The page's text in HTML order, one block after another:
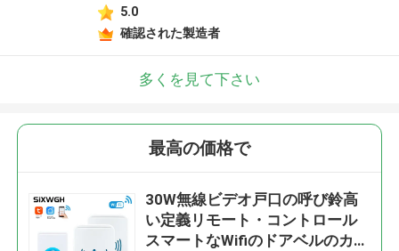
5.0
確認された製造者
多くを見て下さい
最高の価格で
30W無線ビデオ戸口の呼び鈴高
い定義リモート・コントロール
スマートなWifiのドアベルのカメ